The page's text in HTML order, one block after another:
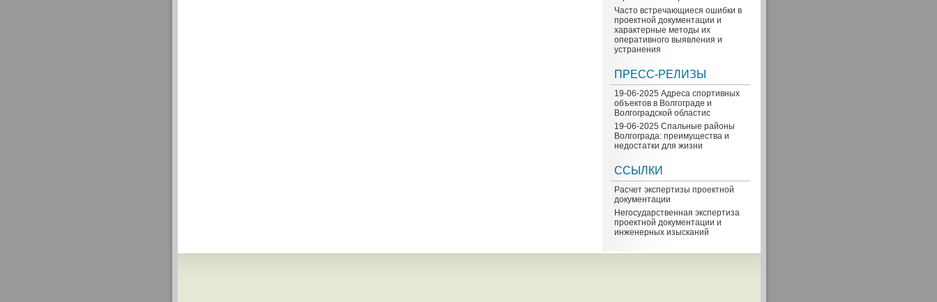
Часто встречающиеся ошибки в
проектной документации и
характерные методы их
оперативного выявления и
устранения
ПРЕСС-РЕЛИЗЫ
19-06-2025 Адреса спортивных
объектов в Волгограде и
Волгоградской областиc
19-06-2025 Спальные районы
Волгограда: преимущества и
недостатки для жизни
ССЫЛКИ
Расчет экспертизы проектной
документации
Негосударственная экспертиза
проектной документации и
инженерных изысканий